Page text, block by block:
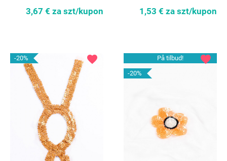
3,67 € za szt/kupon 1,53 € za szt/kupon
-20% favorite
På tilbud!
-20%
favorite